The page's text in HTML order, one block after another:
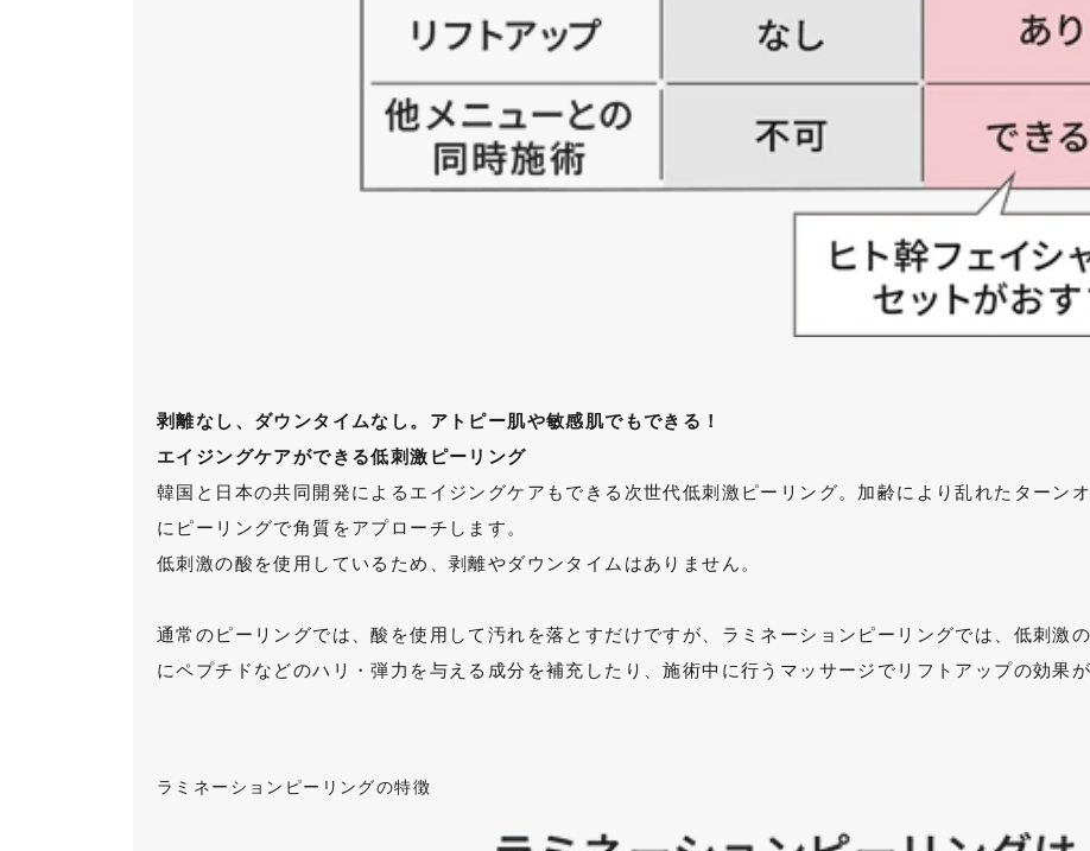
剥離なし、ダウンタイムなし。アトピー肌や敏感肌でもできる！
エイジングケアができる低刺激ピーリング
韓国と日本の共同開発によるエイジングケアもできる次世代低刺激ピーリング。加齢により乱れたターン
にピーリングで角質をアプローチします。
低刺激の酸を使用しているため、剥離やダウンタイムはありません。
通常のピーリングでは、酸を使用して汚れを落とすだけですが、ラミネーションピーリングでは、低刺激
にペプチドなどのハリ・弾力を与える成分を補充したり、施術中に行うマッサージでリフトアップの効果
ラミネーションピーリングの特徴